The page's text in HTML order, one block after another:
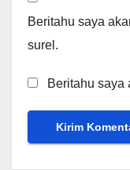
Beritahu saya
surel.
Beritahu saya